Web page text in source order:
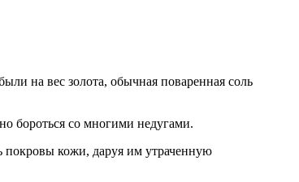
на вес золота, обычная поваренная соль
бороться со многими недугами.
покровы кожи, даруя им утраченную